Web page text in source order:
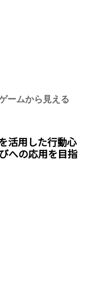
ームから見える
活用した行動心
への応用を目指